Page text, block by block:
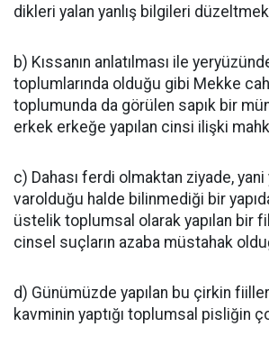
dikleri yalan yanlış bilgileri
b) Kıssanın anlatılması ile
toplumlarında olduğu gibi Mekke
toplumunda da görülen sapık bir
erkek erkeğe yapılan cinsi ilişki
c) Dahası ferdi olmaktan ziyade, yani
varolduğu halde bilinmediği bir
üstelik toplumsal olarak yapılan bir
cinsel suçların azaba müstahak
d) Günümüzde yapılan bu çirkin
kavminin yaptığı toplumsal pisliğin